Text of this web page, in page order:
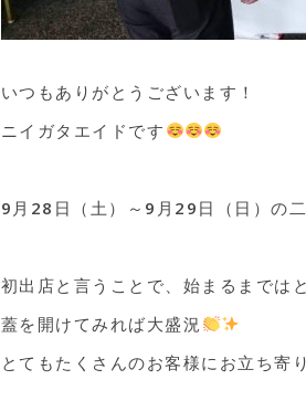
いつもありがとうございます！
ニイガタエイドです
9月28日（土）～9月29日（日）の
初出店と言うことで、始まるまでは
蓋を開けてみれば大盛況
とてもたくさんのお客様にお立ち寄